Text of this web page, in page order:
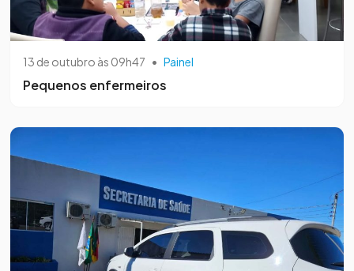
13 de outubro às 09h47 • Painel
Pequenos enfermeiros